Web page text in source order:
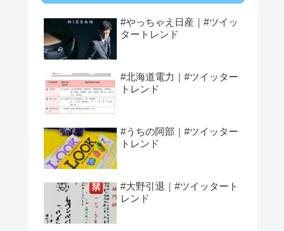
#やっちゃえ日産｜#ツイッ
タートレンド
#北海道電力｜#ツイッター
トレンド
#うちの阿部｜#ツイッター
トレンド
#大野引退｜#ツイッタート
レンド